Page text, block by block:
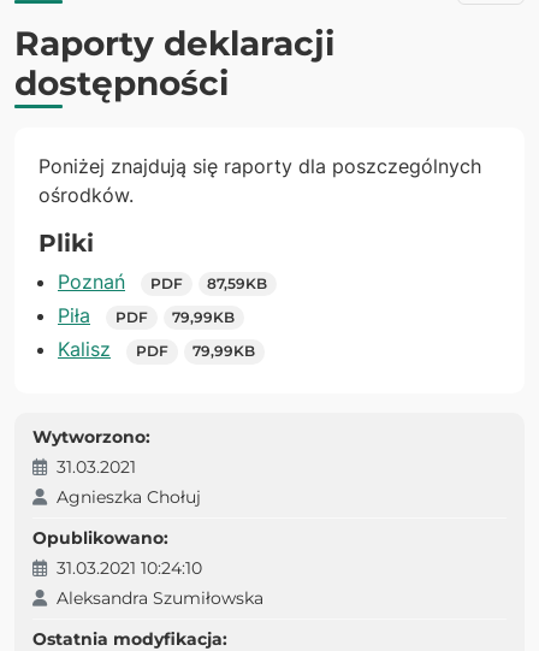
Raporty deklaracji
dostępności
Poniżej znajdują się raporty dla poszczególnych
ośrodków.
Pliki
Poznań PDF 87,59KB
Piła PDF 79,99KB
Kalisz PDF 79,99KB
Wytworzono:
31.03.2021
Agnieszka Chołuj
Opublikowano:
31.03.2021 10:24:10
Aleksandra Szumiłowska
Ostatnia modyfikacja: